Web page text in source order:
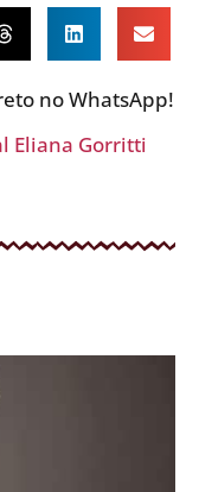
no WhatsApp!
Eliana Gorritti